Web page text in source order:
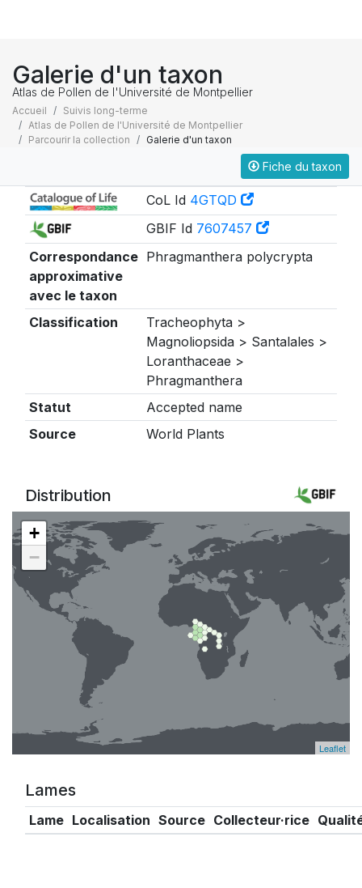
Galerie d'un taxon
Atlas de Pollen de l'Université de Montpellier
Accueil
Suivis long-terme
Atlas de Pollen de l'Université de Montpellier
Parcourir la collection
Galerie d'un taxon
Fiche du taxon
CoL Id 4GTQD
GBIF Id 7607457
Correspondance
approximative
avec le taxon
Phragmanthera polycrypta
Classification
Tracheophyta >
Magnoliopsida > Santalales >
Loranthaceae >
Phragmanthera
Statut
Accepted name
Source
World Plants
Distribution
+
−
Leaflet
Lames
Lame Localisation Source Collecteur·rice